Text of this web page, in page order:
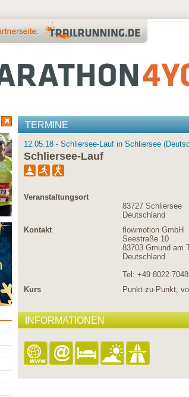
TERMINE
12.05.18 - Schliersee-Lauf in Schliersee
Schliersee-Lauf
Veranstaltungsort
83727 Schliersee
Deutschland
Kontakt
flowmotion GmbH
Seestraße 10
83703 Gmund am
Deutschland
Tel: +49 8022
Kurs
Punkt-zu-Punkt,
INFORMATIONEN